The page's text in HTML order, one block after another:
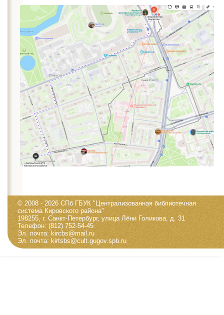
© 2008 - 2026 СПб ГБУК "Централизованная библиотечная
система Кировского района"
198255, г. Санкт-Петербург, улица Лёни Голикова, д. 31
Телефон: (812) 752-54-45
Эл. почта: kircbs@mail.ru
Эл. почта: kirtsbs@cult.gugov.spb.ru